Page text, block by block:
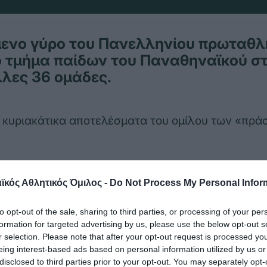
Αθλητικός Όμιλος - Do Not Process My Personal
opt-out of the sale, sharing to third parties, or processing of your
for targeted advertising by us, please use the below opt-out
selection. Please note that after your opt-out request is processed
interest-based ads based on personal information utilized by us
to third parties prior to your opt-out. You may separately
γύρο του Πανελληνίου
τμήμα παίδων του Παναθηναϊκού
36 ομάδες.
αποτελέσματα του ομίλου των
– Παναθηναϊκός 10-14, Υδραϊκός – ΑΟ
(Τελική):
12